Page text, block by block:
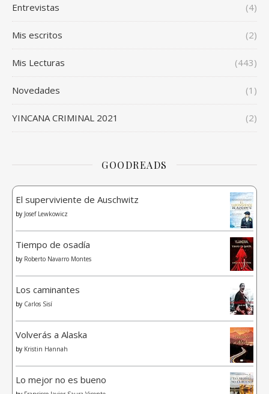
Entrevistas (4)
Mis escritos (2)
Mis Lecturas (443)
Novedades (1)
YINCANA CRIMINAL 2021 (2)
GOODREADS
El superviviente de Auschwitz
by Josef Lewkowicz
Tiempo de osadía
by Roberto Navarro Montes
Los caminantes
by Carlos Sisí
Volverás a Alaska
by Kristin Hannah
Lo mejor no es bueno